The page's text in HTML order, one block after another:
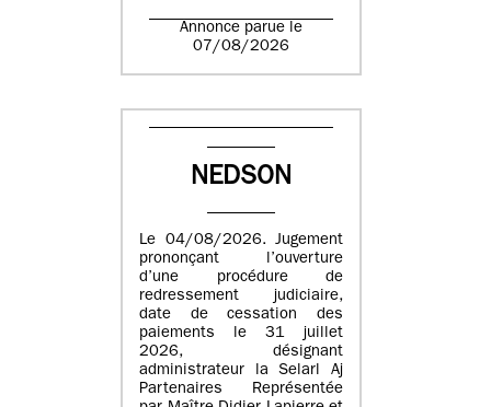
Annonce parue le
07/08/2026
NEDSON
Le 04/08/2026. Jugement
prononçant l’ouverture
d’une procédure de
redressement judiciaire,
date de cessation des
paiements le 31 juillet
2026, désignant
administrateur la Selarl Aj
Partenaires Représentée